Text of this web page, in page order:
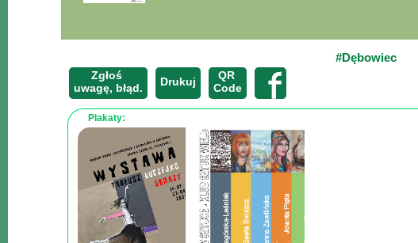
#Dębowiec
Zgłoś
uwagę, błąd.
Drukuj
QR
Code
Plakaty: